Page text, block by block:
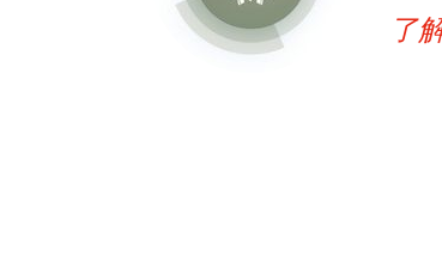
了